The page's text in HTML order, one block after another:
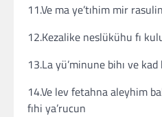
11.Ve ma ye’tıhim mir
12.Kezalike neslükühu fı
13.La yü’minune bihı ve
14.Ve lev fetahna aleyhim
fıhi ya’rucun